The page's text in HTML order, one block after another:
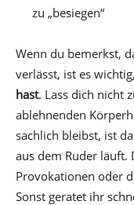
zu „besiegen“
Wenn du bemerkst,
verlässt, ist es
hast. Lass dich nicht
ablehnenden
sachlich bleibst, ist
aus dem Ruder läuft.
Provokationen oder
Sonst geratet ihr